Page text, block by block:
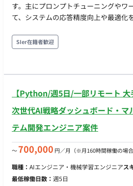
す。主にプロンプトチューニングやワ
て、システムの応答精度向上や最適化
て、AIエージェントの開発や精度向上
期待されています。 ■ 【業務内容・担当工程】 【担当工程：設
（セットで業務にあたっていただきます） ■ 【開発環
働：フルリモート（※関東在住に限る
し
SIer在籍者歓迎
【Python/週5日/一部リモート 大
次世代AI戦略ダッシュボード・マ
テム開発エンジニア案件
〜700,000 円／月 （※月160時間稼働の場合
職種： AIエンジニア・機械学習エンジニアス
最低稼働日数： 週5日